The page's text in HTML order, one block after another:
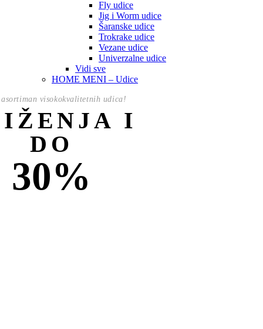
Fly udice
Jig i Worm udice
Šaranske udice
Trokrake udice
Vezane udice
Univerzalne udice
Vidi sve
HOME MENI – Udice
visokokvalitetnih udica!
I
DO
30%